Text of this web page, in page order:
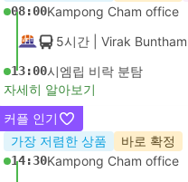
08:00Kampong Cham office
5시간 | Virak
13:00시엠립 비락 분탐
자세히 알아보기
커플 인기
가장 저렴한 상품
바로 확정
14:30Kampong Cham office